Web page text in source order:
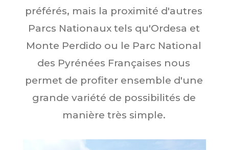
préférés, mais la proximité d'autres
Parcs Nationaux tels qu'Ordesa et
Monte Perdido ou le Parc National
des Pyrénées Françaises nous
permet de profiter ensemble d'une
grande variété de possibilités de
manière très simple.